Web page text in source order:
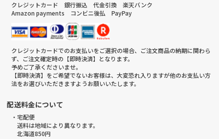
クレジットカード 銀行振込 代金引換 楽天バンク
Amazon payments コンビニ後払 PayPay
クレジットカードでのお支払いをご選択の場合、ご注文商品の納期に関わら
ず、ご注文確定時の【即時決済】となります。
予めご了承くださいませ。
【即時決済】をご希望でないお客様は、大変恐れ入りますが他のお支払い方
法をお選びいただきますようお願いいたします。
配送料金について
・宅配便
送料は地域により異なります。
北海道850円